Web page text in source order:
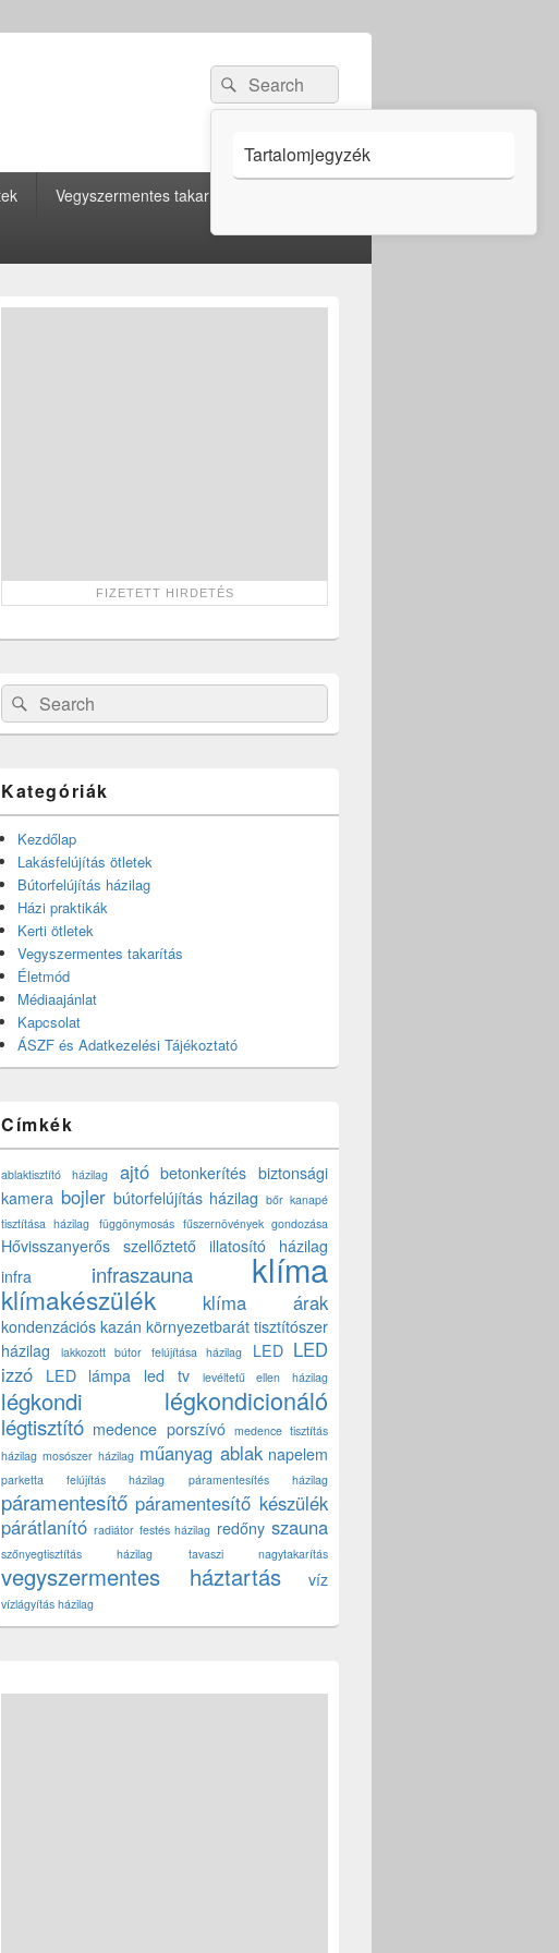
Search
for:
Search
Vegyszermentes takarítás
Primary
Search
for:
Search
Kategóriák
Kezdőlap
Lakásfelújítás ötletek
Bútorfelújítás házilag
Házi praktikák
Kerti ötletek
Vegyszermentes takarítás
Életmód
Médiaajánlat
Kapcsolat
ÁSZF és Adatkezelési Tájékoztató
Címkék
ablaktisztító házilag ajtó betonkerítés biztonsági
kamera bojler bútorfelújítás házilag bőr kanapé
tisztítása házilag függönymosás fűszernövények gondozása
Hővisszanyerős szellőztető illatosító házilag
infra
infraszauna klíma
klímakészülék klíma árak
kondenzációs kazán környezetbarát tisztítószer
házilag
lakkozott bútor felújítása házilag LED LED
izzó
LED lámpa led tv levéltetű ellen házilag
légkondi légkondicionáló
légtisztító medence porszívó medence tisztítás
házilag mosószer házilag műanyag ablak napelem
parketta felújítás házilag páramentesítés házilag
páramentesítő páramentesítő készülék
párátlanító radiátor festés házilag redőny szauna
szőnyegtisztítás házilag tavaszi nagytakarítás
vegyszermentes háztartás víz
vízlágyítás házilag
Tartalomjegyzék